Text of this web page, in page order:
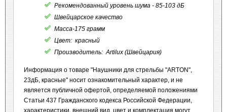
Рекомендованный уровень шума - 85-103 дБ
Швейцарское качество
Масса-175 грамм
Цвет: красный
Производитель: Artilux (Швейцария)
Информация о товаре "Наушники для стрельбы "ARTON",
23дБ, красные" носит ознакомительный характер, и не
является публичной офертой, определяемой положениями
Статьи 437 Гражданского кодекса Российской Федерации,
характеристики, внешний вид, цвет и комплектация могут